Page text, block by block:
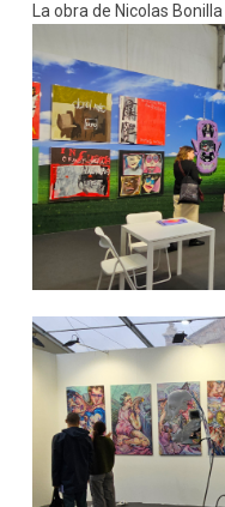
La obra de Nicolas